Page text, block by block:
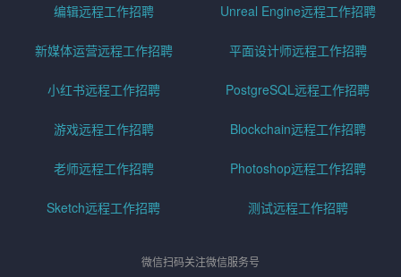
编辑远程工作招聘 Unreal Engine远程工作招聘
新媒体运营远程工作招聘 平面设计师远程工作招聘
小红书远程工作招聘 PostgreSQL远程工作招聘
游戏远程工作招聘 Blockchain远程工作招聘
老师远程工作招聘 Photoshop远程工作招聘
Sketch远程工作招聘 测试远程工作招聘
微信扫码关注微信服务号